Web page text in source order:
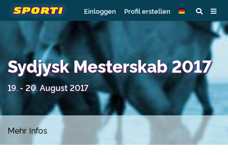
Einloggen Profil erstellen
Sydjysk Mesterskab 2017
19. - 20. August 2017
Mehr Infos